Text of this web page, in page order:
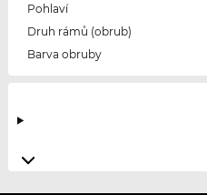
Pohlaví
Druh rámů (obrub)
Barva obruby